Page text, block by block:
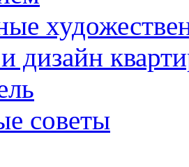
дизайн
советы